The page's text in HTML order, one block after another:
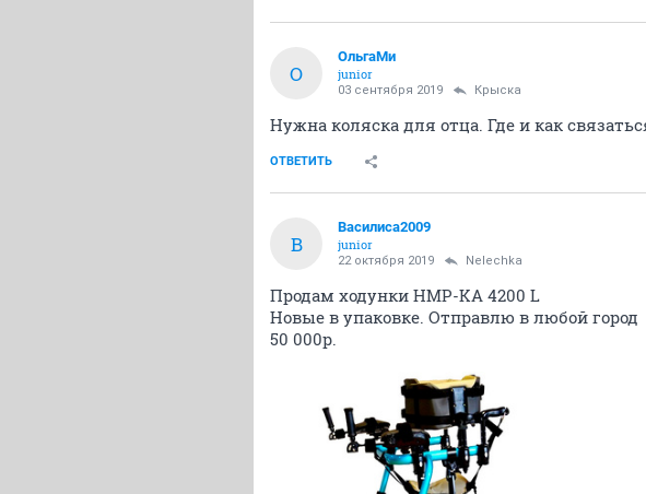
О
ОльгаМи
junior
03 сентября 2019 Крыска
Нужна коляска для отца. Где и как
ОТВЕТИТЬ
В
Василиса2009
junior
22 октября 2019 Nelechka
Продам ходунки HMP-KA 4200 L
Новые в упаковке. Отправлю в любой город
50 000р.